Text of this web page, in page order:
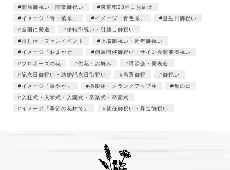
開店御祝い・開業御祝い
東京都23区にお届け
イメージ「青・紫系」
イメージ「青色系」
誕生日御祝い
全国に発送
移転御祝い・引越し御祝い
推し活・ファンイベント
上場御祝い・周年御祝い
イメージ「おまかせ」
個展開催御祝い・サイン会開催御祝い
プロポーズの花
供花・お悔み
講演会・発表会
記念日御祝い・結婚記念日御祝い
当選御祝
御祝い
イメージ「華やか」
撮影用・クランクアップ用
母の日
入社式・入学式・入園式・卒業式・卒園式
イメージ「季節の花材で」
就任御祝い・昇進御祝い